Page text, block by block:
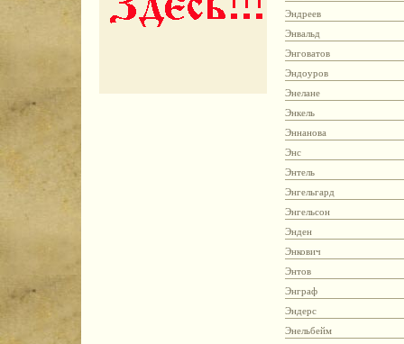
Эндреев
Энвальд
Энговатов
Эндоуров
Энелане
Энкель
Эннанова
Энс
Энтель
Энгельгард
Энгельсон
Энден
Энкович
Энтов
Энграф
Эндерс
Энельбейм